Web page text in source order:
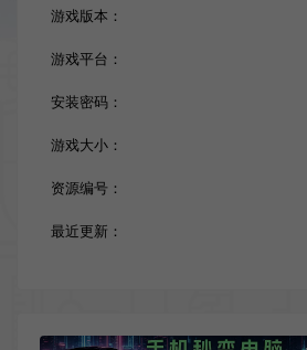
游戏版本：
游戏平台：
安装密码：
游戏大小：
资源编号：
最近更新：